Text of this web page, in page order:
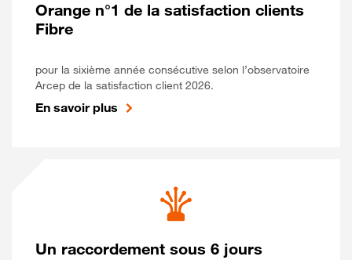
Orange n°1 de la satisfaction clients
Fibre
pour la sixième année consécutive selon l’observatoire
Arcep de la satisfaction client 2026.
En savoir plus
Un raccordement sous 6 jours